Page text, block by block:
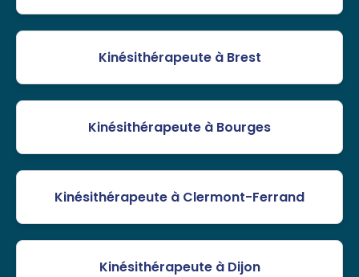
Kinésithérapeute à Brest
Kinésithérapeute à Bourges
Kinésithérapeute à Clermont-Ferrand
Kinésithérapeute à Dijon